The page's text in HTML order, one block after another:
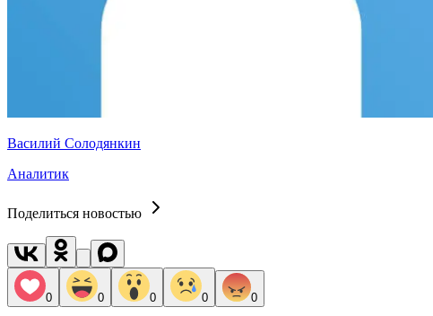
Василий Солодянкин
Аналитик
Поделиться новостью
0 0 0 0 0